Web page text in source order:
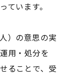
ています。
）の意思の実
用・処分を
ることで、受